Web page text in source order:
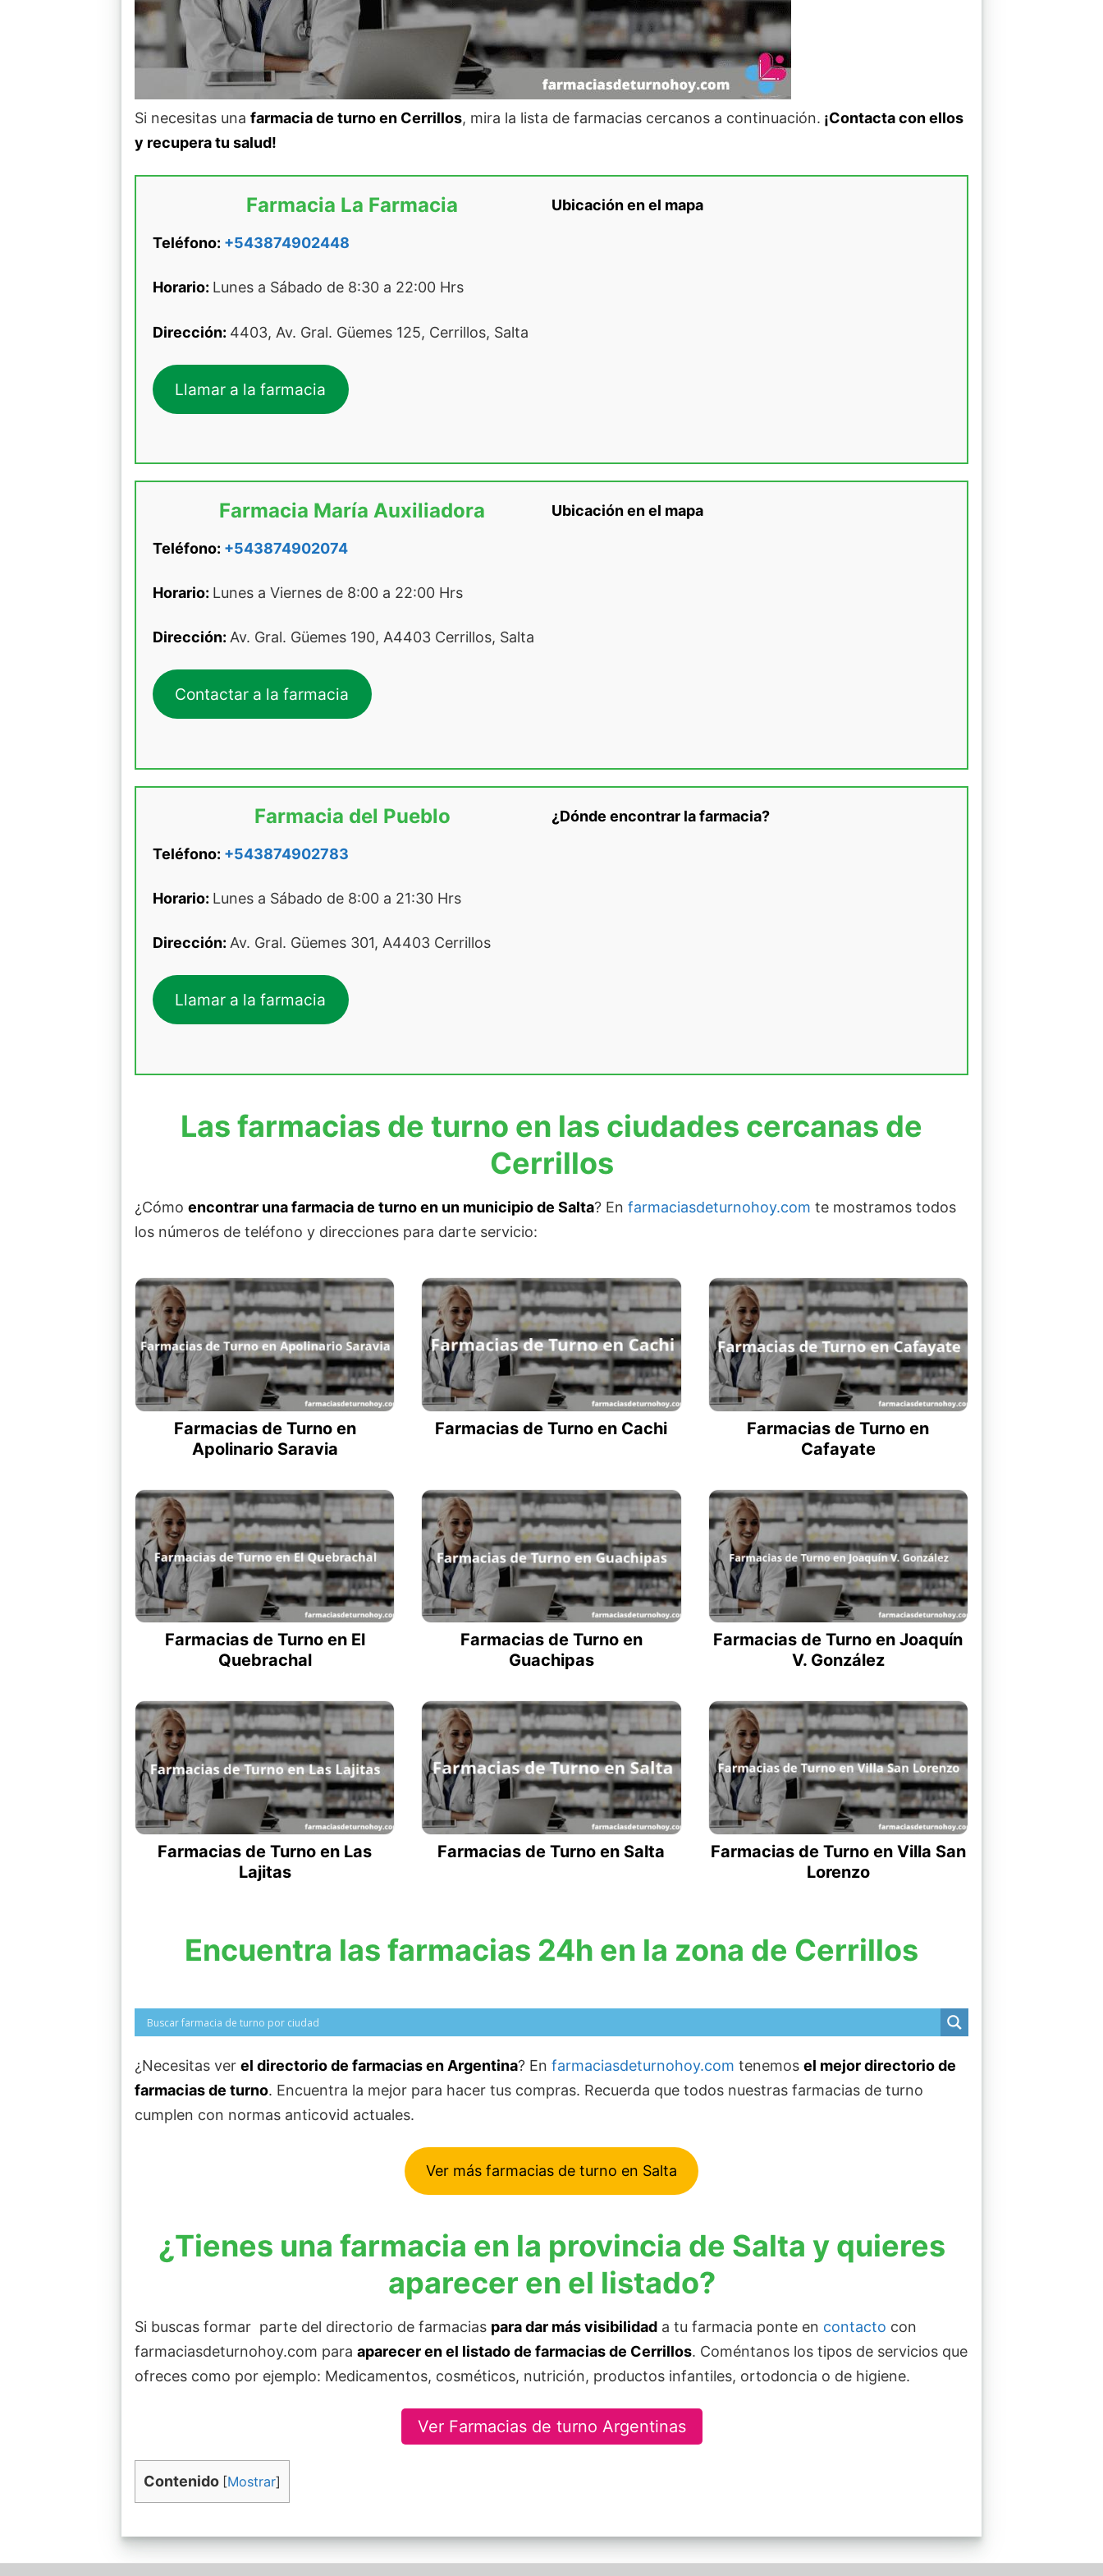
Si necesitas una farmacia de turno en Cerrillos, mira la lista de farmacias cercanos a continuación. ¡Contacta con ellos
y recupera tu salud!
Farmacia La Farmacia
Teléfono: +543874902448
Horario: Lunes a Sábado de 8:30 a 22:00 Hrs
Dirección: 4403, Av. Gral. Güemes 125, Cerrillos, Salta
Llamar a la farmacia
Ubicación en el mapa
Farmacia María Auxiliadora
Teléfono: +543874902074
Horario: Lunes a Viernes de 8:00 a 22:00 Hrs
Dirección: Av. Gral. Güemes 190, A4403 Cerrillos, Salta
Contactar a la farmacia
Ubicación en el mapa
Farmacia del Pueblo
Teléfono: +543874902783
Horario: Lunes a Sábado de 8:00 a 21:30 Hrs
Dirección: Av. Gral. Güemes 301, A4403 Cerrillos
Llamar a la farmacia
¿Dónde encontrar la farmacia?
Las farmacias de turno en las ciudades cercanas de
Cerrillos
¿Cómo encontrar una farmacia de turno en un municipio de Salta? En farmaciasdeturnohoy.com te mostramos todos
los números de teléfono y direcciones para darte servicio:
Farmacias de Turno en
Apolinario Saravia
Farmacias de Turno en Cachi
Farmacias de Turno en
Cafayate
Farmacias de Turno en El
Quebrachal
Farmacias de Turno en
Guachipas
Farmacias de Turno en Joaquín
V. González
Farmacias de Turno en Las
Lajitas
Farmacias de Turno en Salta
Farmacias de Turno en Villa San
Lorenzo
Encuentra las farmacias 24h en la zona de Cerrillos
¿Necesitas ver el directorio de farmacias en Argentina? En farmaciasdeturnohoy.com tenemos el mejor directorio de
farmacias de turno. Encuentra la mejor para hacer tus compras. Recuerda que todos nuestras farmacias de turno
cumplen con normas anticovid actuales.
Ver más farmacias de turno en Salta
¿Tienes una farmacia en la provincia de Salta y quieres
aparecer en el listado?
Si buscas formar parte del directorio de farmacias para dar más visibilidad a tu farmacia ponte en contacto con
farmaciasdeturnohoy.com para aparecer en el listado de farmacias de Cerrillos. Coméntanos los tipos de servicios que
ofreces como por ejemplo: Medicamentos, cosméticos, nutrición, productos infantiles, ortodoncia o de higiene.
Ver Farmacias de turno Argentinas
Contenido [Mostrar]